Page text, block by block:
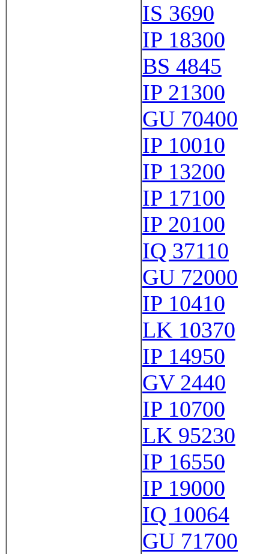
IS 3690
IP 18300
BS 4845
IP 21300
GU 70400
IP 10010
IP 13200
IP 17100
IP 20100
IQ 37110
GU 72000
IP 10410
LK 10370
IP 14950
GV 2440
IP 10700
LK 95230
IP 16550
IP 19000
IQ 10064
GU 71700